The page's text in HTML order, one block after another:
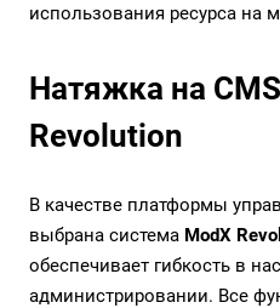
использования ресурса на
Натяжка на
Revolution
В качестве платформы
выбрана система ModX
обеспечивает гибкость в
администрировании. Все